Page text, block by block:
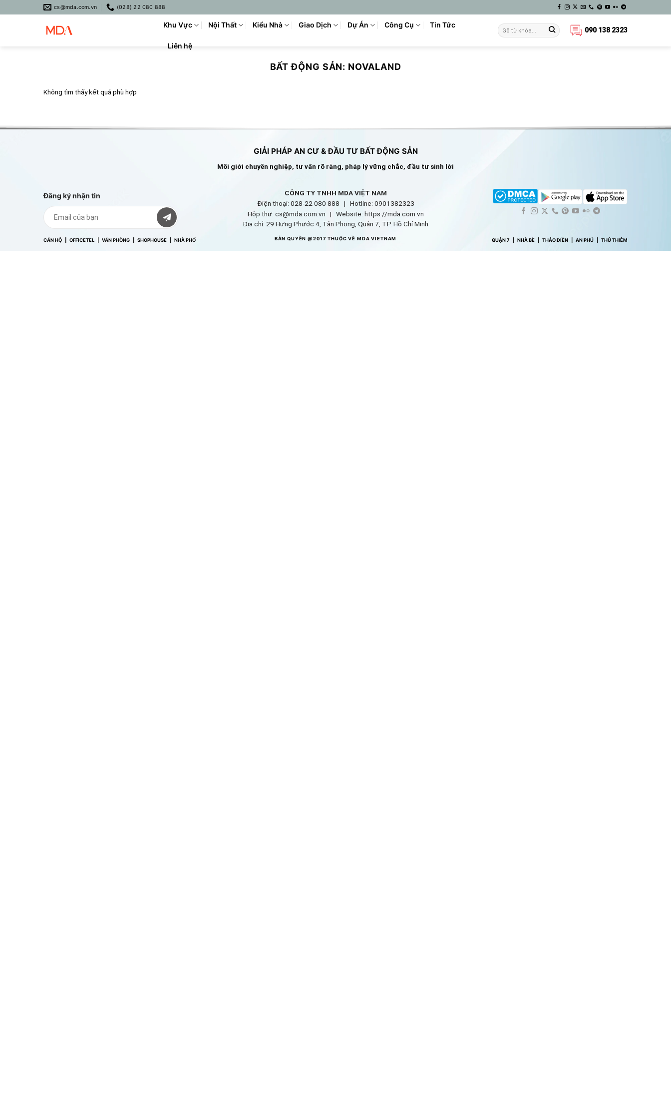
to
cs@mda.com.vn (028) 22 080 888
Khu Vực Nội Thất Kiểu Nhà Giao Dịch Dự Án Công Cụ Tin Tức
Liên hệ
090 138 2323
BẤT ĐỘNG SẢN: NOVALAND
Không tìm thấy kết quả phù hợp
GIẢI PHÁP AN CƯ & ĐẦU TƯ BẤT ĐỘNG SẢN
Môi giới chuyên nghiệp, tư vấn rõ ràng, pháp lý vững chắc, đầu tư sinh lời
Đăng ký nhận tin
CÔNG TY TNHH MDA VIỆT NAM
Điện thoại: 028-22 080 888 | Hotline: 0901382323
Hộp thư: cs@mda.com.vn | Website: https://mda.com.vn
Địa chỉ: 29 Hưng Phước 4, Tân Phong, Quận 7, TP. Hồ Chí Minh
CĂN HỘ OFFICETEL | VĂN PHÒNG | SHOPHOUSE | NHÀ PHỐ BẢN QUYỀN @2017 THUỘC VỀ MDA VIETNAM QUẬN 7 NHÀ BÈ THẢO ĐIỀN AN PHÚ THỦ THIÊM